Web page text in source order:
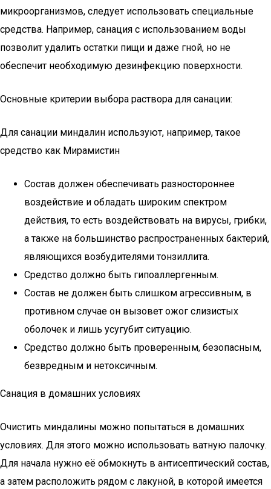
микроорганизмов, следует использовать специальные
средства. Например, санация с использованием воды
позволит удалить остатки пищи и даже гной, но не
обеспечит необходимую дезинфекцию поверхности.
Основные критерии выбора раствора для санации:
Для санации миндалин используют, например, такое
средство как Мирамистин
Состав должен обеспечивать разностороннее
воздействие и обладать широким спектром
действия, то есть воздействовать на вирусы, грибки,
а также на большинство распространенных бактерий,
являющихся возбудителями тонзиллита.
Средство должно быть гипоаллергенным.
Состав не должен быть слишком агрессивным, в
противном случае он вызовет ожог слизистых
оболочек и лишь усугубит ситуацию.
Средство должно быть проверенным, безопасным,
безвредным и нетоксичным.
Санация в домашних условиях
Очистить миндалины можно попытаться в домашних
условиях. Для этого можно использовать ватную палочку.
Для начала нужно её обмокнуть в антисептический состав,
а затем расположить рядом с лакуной, в которой имеется